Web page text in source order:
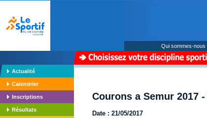
Qui sommes-nous
Actualité
Calendrier
Inscriptions
Résultats
Courons a Semur 2017
Date : 21/05/2017